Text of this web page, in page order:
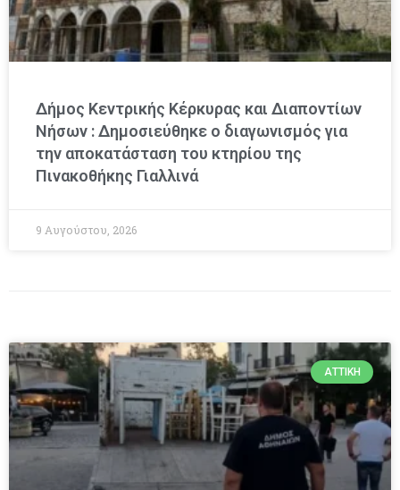
Δήμος Κεντρικής Κέρκυρας και Διαποντίων
Νήσων : Δημοσιεύθηκε ο διαγωνισμός για
την αποκατάσταση του κτηρίου της
Πινακοθήκης Γιαλλινά
9 Αυγούστου, 2026
ΑΤΤΙΚΉ